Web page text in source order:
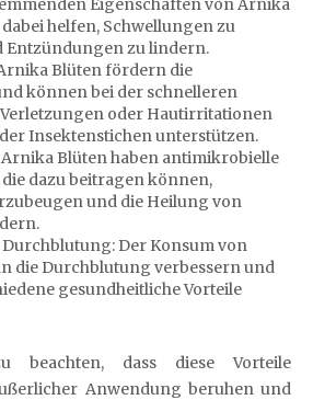
Eigenschaften von Arnika
helfen, Schwellungen zu
Entzündungen zu lindern.
Blüten fördern die
können bei der schnelleren
oder Hautirritationen
Insektenstichen unterstützen.
Blüten haben antimikrobielle
dazu beitragen können,
und die Heilung von
Der Konsum von
die Durchblutung verbessern und
gesundheitliche Vorteile
dass diese Vorteile
Anwendung beruhen und